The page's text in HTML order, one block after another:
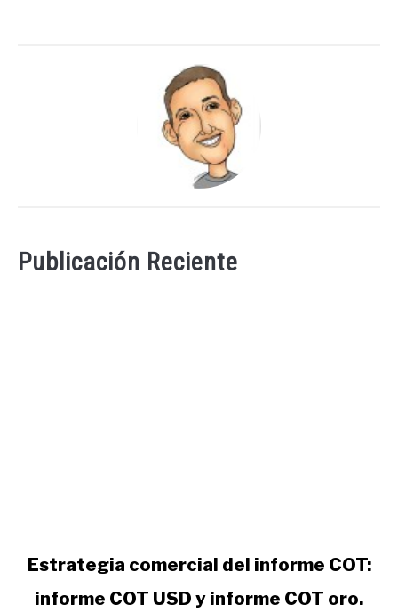
Publicación Reciente
link
Estrategia
Estrategia comercial del informe COT:
informe COT USD y informe COT oro.